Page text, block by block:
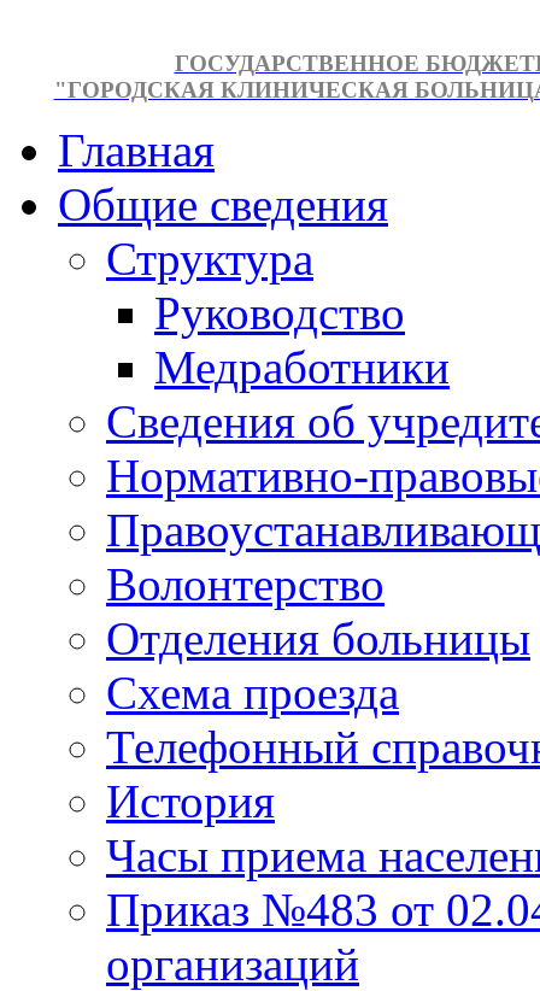
ГОСУДАРСТВЕННОЕ
"ГОРОДСКАЯ КЛИНИЧЕСКАЯ
Главная
Общие сведения
Структура
Руководство
Медработники
Сведения об
Нормативно-
Волонтерство
Отделения больницы
Схема проезда
Телефонный
История
Часы приема
Приказ №483 от
организаций